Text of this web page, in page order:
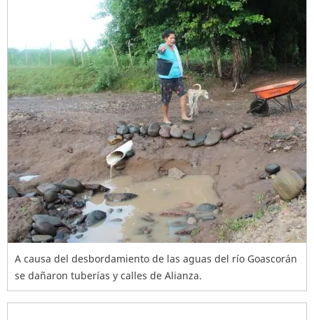
A causa del desbordamiento de las aguas del río Goascorán
se dañaron tuberías y calles de Alianza.